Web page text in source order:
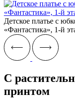
Детское платье с
«Фантастика», 1-й
С
принтом